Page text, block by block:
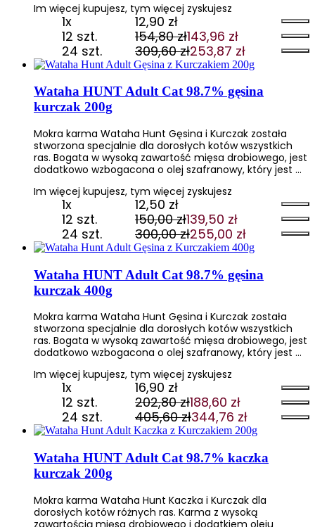
Im więcej kupujesz, tym więcej zyskujesz
1x 12,90 zł
12 szt.
154,80zł
Pierwotna
cena
wynosiła:
154,80 zł.
143,96 zł
Aktualna
cena
wynosi:
143,96 zł.
24 szt. 309,60zł
Pierwotna
cena
wynosiła:
309,60 zł.
253,87 zł
Aktualna
cena
wynosi:
253,87 zł.
Wataha HUNT Adult Cat 98.7% gęsina
kurczak 200g
Mokra karma Wataha Hunt Gęsina i Kurczak została
stworzona specjalnie dla dorosłych kotów wszystkich
ras. Bogata w wysoką zawartość mięsa drobiowego, jest
dodatkowo wzbogacona o olej szafranowy, który jest …
Im więcej kupujesz, tym więcej zyskujesz
1x 12,50 zł
12 szt.
150,00zł
Pierwotna
cena
wynosiła:
150,00 zł.
139,50 zł
Aktualna
cena
wynosi:
139,50 zł.
24 szt. 300,00zł
Pierwotna
cena
wynosiła:
300,00 zł.
255,00 zł
Aktualna
cena
wynosi:
255,00 zł.
Wataha HUNT Adult Cat 98.7% gęsina
kurczak 400g
Mokra karma Wataha Hunt Gęsina i Kurczak została
stworzona specjalnie dla dorosłych kotów wszystkich
ras. Bogata w wysoką zawartość mięsa drobiowego, jest
dodatkowo wzbogacona o olej szafranowy, który jest …
Im więcej kupujesz, tym więcej zyskujesz
1x 16,90 zł
12 szt.
202,80zł
Pierwotna
cena
wynosiła:
202,80 zł.
188,60 zł
Aktualna
cena
wynosi:
188,60 zł.
24 szt. 405,60zł
Pierwotna
cena
wynosiła:
405,60 zł.
344,76 zł
Aktualna
cena
wynosi:
344,76 zł.
Wataha HUNT Adult Cat 98.7% kaczka
kurczak 200g
Mokra karma Wataha Hunt Kaczka i Kurczak dla
dorosłych kotów różnych ras. Karma z wysoką
zawartością mięsa drobiowego i dodatkiem oleju